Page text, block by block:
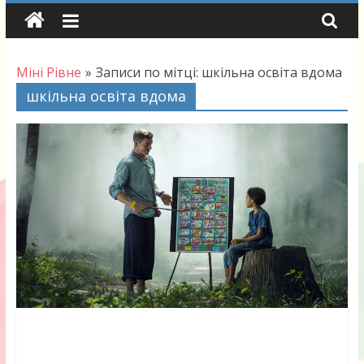
Skip
Міні Рівне » Записи по мітці: шкільна освіта вдома
шкільна освіта вдома